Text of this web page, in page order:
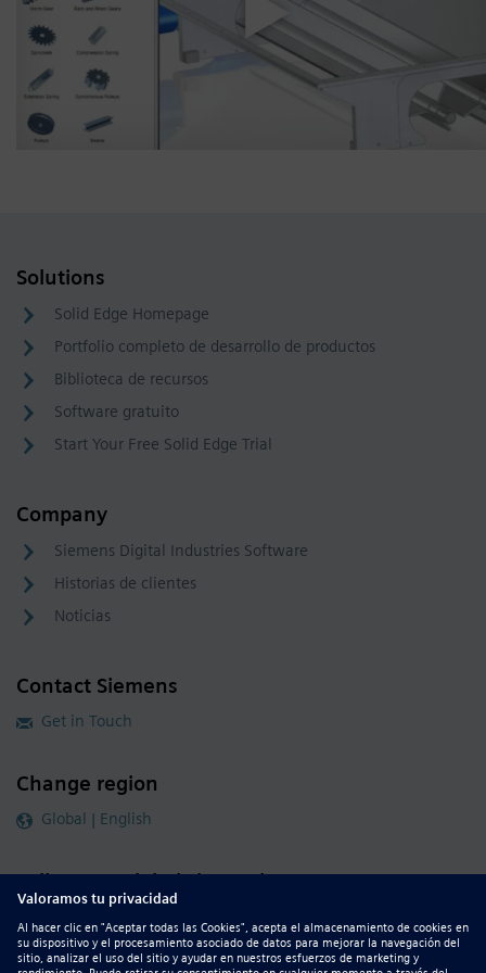
Solutions
Solid Edge Homepage
Portfolio completo de desarrollo de productos
Biblioteca de recursos
Software gratuito
Start Your Free Solid Edge Trial
Company
Siemens Digital Industries Software
Historias de clientes
Noticias
Contact Siemens
Get in Touch
Change region
Global | English
Follow our global channels